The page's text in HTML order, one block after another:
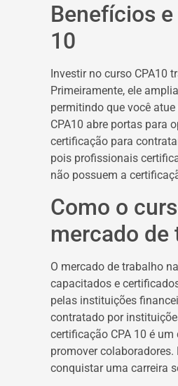
Benefícios
10
Investir no curso CPA10
Primeiramente, ele
permitindo que você
CPA10 abre portas para
certificação para
pois profissionais
não possuem a
Como o
mercado de
O mercado de trabalho
capacitados e
pelas instituições
contratado por
certificação CPA 10 é
promover
conquistar uma carreira